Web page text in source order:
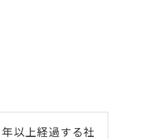
以上経過する社